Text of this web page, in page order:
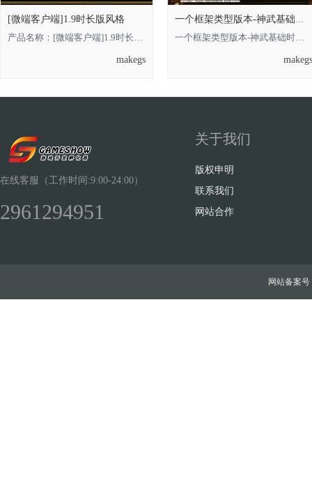
[微端客户端]1.9时长版风格
产品名称：[微端客户端]1.9时长版风格 **** 本内容被作者隐藏 **** **** 本内容被
makegs
一个框架类型版本-神武基础时长版的，借鉴
一个框架类型版本-神武基础时长版的**** 本内容被作者隐藏 ****，借鉴即可 金币
makegs
在线客服（工作时间:9:00-24:00）
2961294951
关于我们
版权申明
联系我们
网站合作
网站备案号